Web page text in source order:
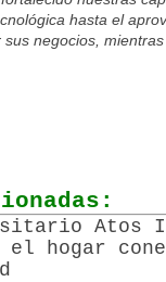
hasta el
negocios,
Atos
hogar